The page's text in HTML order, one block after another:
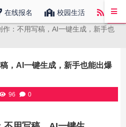
在线报名 校园生活 中传
作：不用写稿，AI一键生成，新手也
，AI一键生成，新手也能出爆
96 0